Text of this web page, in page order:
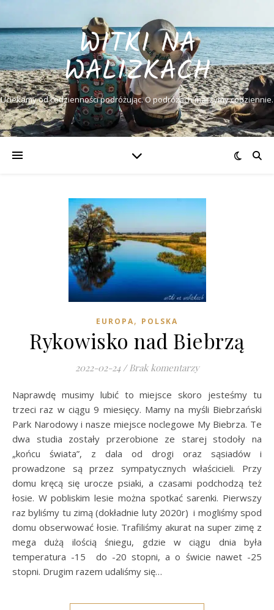
WITKI NA
WALIZKACH
Uciekamy od codzienności podróżując. O podróżach marzymy codziennie.
EUROPA, POLSKA
Rykowisko nad Biebrzą
2022-02-24 / Brak komentarzy
Naprawdę musimy lubić to miejsce skoro jesteśmy tu
trzeci raz w ciągu 9 miesięcy. Mamy na myśli Biebrzański
Park Narodowy i nasze miejsce noclegowe My Biebrza. Te
dwa studia zostały przerobione ze starej stodoły na
„końcu świata”, z dala od drogi oraz sąsiadów i
prowadzone są przez sympatycznych właścicieli. Przy
domu kręcą się urocze psiaki, a czasami podchodzą też
łosie. W pobliskim lesie można spotkać sarenki. Pierwszy
raz byliśmy tu zimą (dokładnie luty 2020r) i mogliśmy spod
domu obserwować łosie. Trafiliśmy akurat na super zimę z
mega dużą ilością śniegu, gdzie w ciągu dnia była
temperatura -15 do -20 stopni, a o świcie nawet -25
stopni. Drugim razem udaliśmy się…